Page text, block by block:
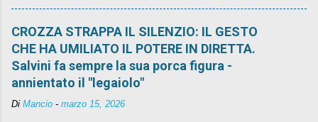
CROZZA STRAPPA IL SILENZIO: IL GESTO
CHE HA UMILIATO IL POTERE IN DIRETTA.
Salvini fa sempre la sua porca figura -
annientato il "legaiolo"
Di Mancio - marzo 15, 2026